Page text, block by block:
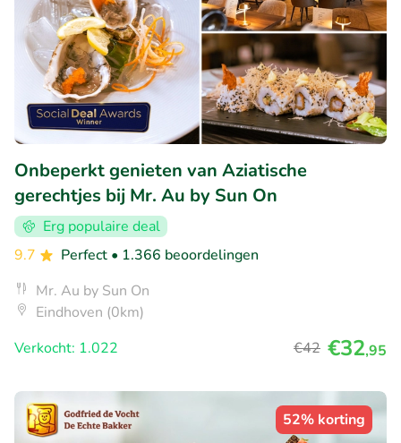
Onbeperkt genieten van Aziatische
gerechtjes bij Mr. Au by Sun On
Erg populaire deal
9.7
Perfect • 1.366 beoordelingen
Mr. Au by Sun On
Eindhoven (0km)
Verkocht: 1.022
€42 €32,95
52% korting